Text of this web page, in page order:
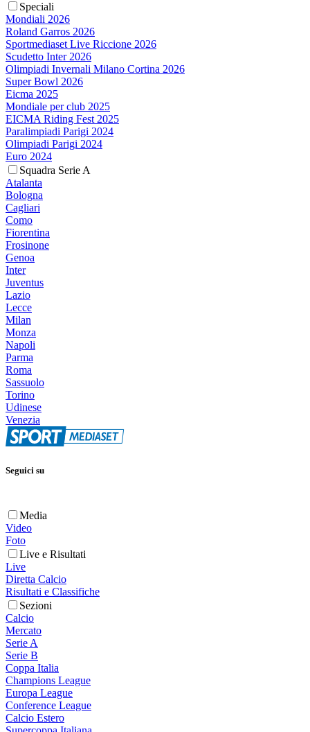
Speciali
Mondiali 2026
Roland Garros 2026
Sportmediaset Live Riccione 2026
Scudetto Inter 2026
Olimpiadi Invernali Milano Cortina 2026
Super Bowl 2026
Eicma 2025
Mondiale per club 2025
EICMA Riding Fest 2025
Paralimpiadi Parigi 2024
Olimpiadi Parigi 2024
Euro 2024
Squadra Serie A
Atalanta
Bologna
Cagliari
Como
Fiorentina
Frosinone
Genoa
Inter
Juventus
Lazio
Lecce
Milan
Monza
Napoli
Parma
Roma
Sassuolo
Torino
Udinese
Venezia
Seguici su
Media
Video
Foto
Live e Risultati
Live
Diretta Calcio
Risultati e Classifiche
Sezioni
Calcio
Mercato
Serie A
Serie B
Coppa Italia
Champions League
Europa League
Conference League
Calcio Estero